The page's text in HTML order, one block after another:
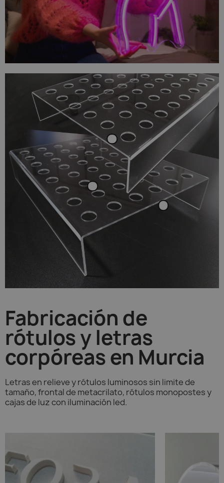
Fabricación de
rótulos y letras
corpóreas en Murcia
Letras en relieve y rótulos luminosos sin limite de
tamaño, frontal de metacrilato, rótulos monopostes y
cajas de luz con iluminación led.